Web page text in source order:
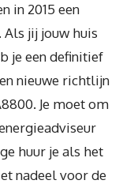
in 2015 een
jij jouw huis
je een definitief
nieuwe richtlijn
Je moet om
huur je als het
nadeel voor de